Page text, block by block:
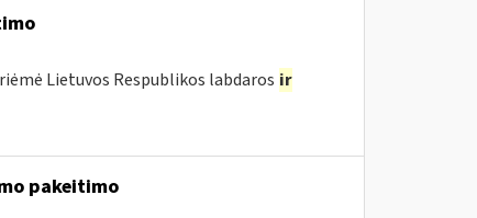
Lietuvos Respublikos labdaros ir
pakeitimo